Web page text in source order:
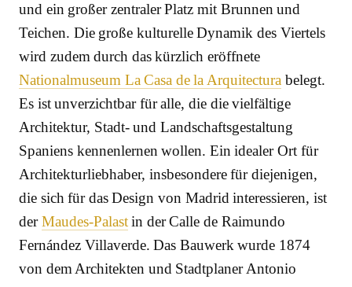
und ein großer zentraler Platz mit Brunnen und
Teichen. Die große kulturelle Dynamik des Viertels
wird zudem durch das kürzlich eröffnete
Nationalmuseum La Casa de la Arquitectura belegt.
Es ist unverzichtbar für alle, die die vielfältige
Architektur, Stadt- und Landschaftsgestaltung
Spaniens kennenlernen wollen. Ein idealer Ort für
Architekturliebhaber, insbesondere für diejenigen,
die sich für das Design von Madrid interessieren, ist
derMaudes-Palastin der Calle de Raimundo
Fernández Villaverde. Das Bauwerk wurde 1874
von dem Architekten und Stadtplaner Antonio